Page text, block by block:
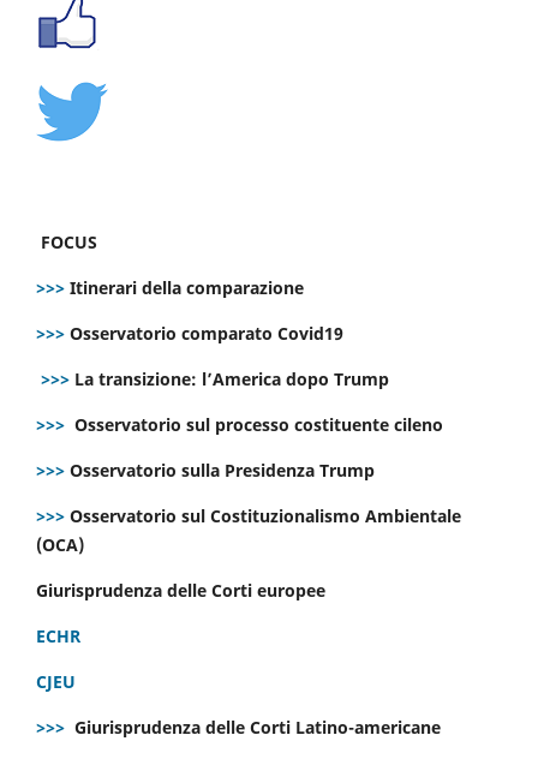
FOCUS
>>> Itinerari della comparazione
>>> Osservatorio comparato Covid19
>>> La transizione: l’America dopo Trump
>>> Osservatorio sul processo costituente cileno
>>> Osservatorio sulla Presidenza Trump
>>> Osservatorio sul Costituzionalismo Ambientale
(OCA)
Giurisprudenza delle Corti europee
ECHR
CJEU
>>> Giurisprudenza delle Corti Latino-americane